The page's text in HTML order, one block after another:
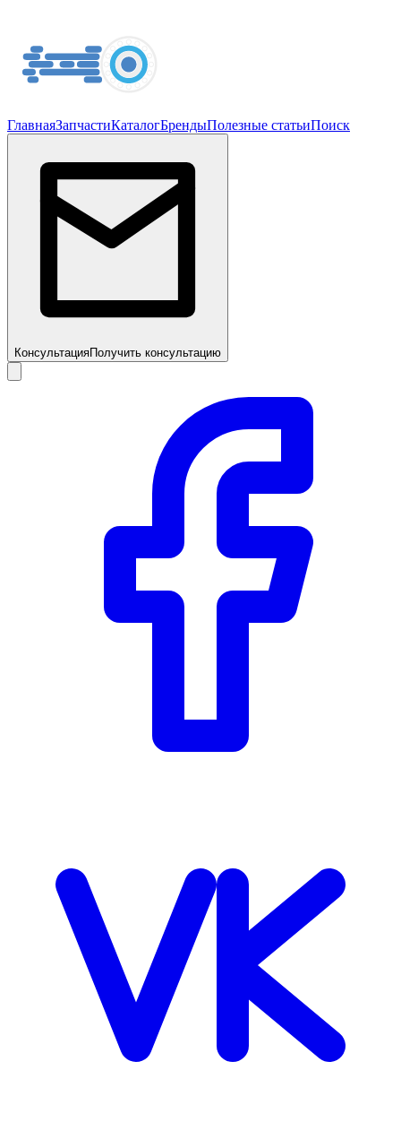
ГлавнаяЗапчастиКаталогБрендыПолезные статьиПоиск
КонсультацияПолучить консультацию